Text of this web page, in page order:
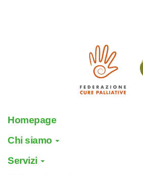
Homepage
Chi siamo
Servizi